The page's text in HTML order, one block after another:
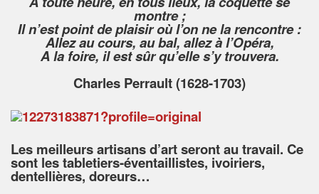
montre ;
Il n’est point de plaisir où l’on ne la rencontre :
Allez au cours, au bal, allez à l’Opéra,
A la foire, il est sûr qu’elle s’y trouvera.
Charles Perrault (1628-1703)
Les meilleurs artisans d’art seront au travail. Ce
sont les tabletiers-éventaillistes, ivoiriers,
dentellières, doreurs…